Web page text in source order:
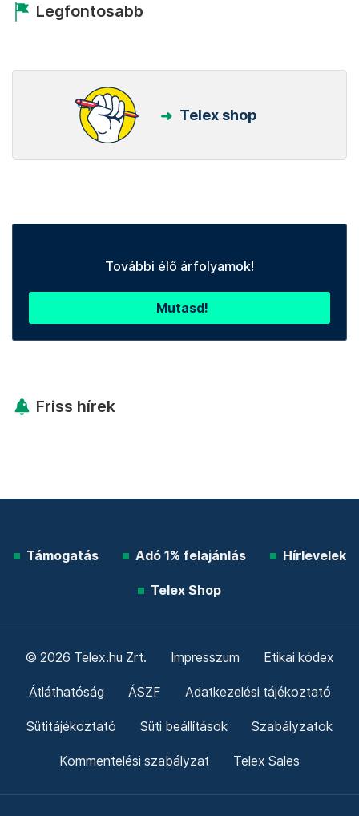
Legfontosabb
Telex shop
További élő árfolyamok!
Mutasd!
Friss hírek
Támogatás Adó 1% felajánlás Hírlevelek
Telex Shop
© 2026 Telex.hu Zrt. Impresszum Etikai kódex
Átláthatóság ÁSZF Adatkezelési tájékoztató
Sütitájékoztató Süti beállítások Szabályzatok
Kommentelési szabályzat Telex Sales